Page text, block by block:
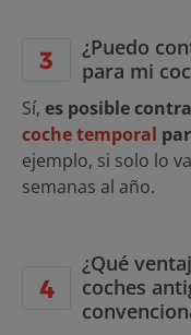
¿Puedo
para mi
Sí, es posible
coche temporal
ejemplo, si solo lo
semanas al año.
¿Qué
coches